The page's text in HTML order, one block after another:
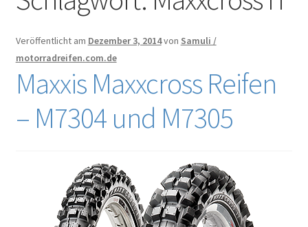
Reifentest
Marken
Veröffentlicht am Dezember 3, 2014von Samuli /
motorradreifen.com.de
Maxxis Maxxcross Reifen
– M7304 und M7305